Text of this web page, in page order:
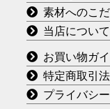
素材へのこだ
当店について
お買い物ガ
特定商取引
プライバシ